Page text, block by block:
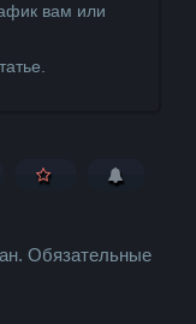
вам или
Обязательные